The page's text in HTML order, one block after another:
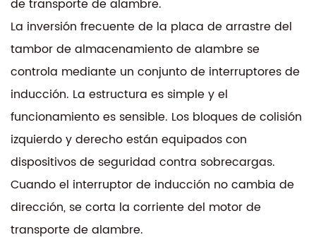
de transporte de alambre.
La inversión frecuente de la placa de arrastre del
tambor de almacenamiento de alambre se
controla mediante un conjunto de interruptores de
inducción. La estructura es simple y el
funcionamiento es sensible. Los bloques de colisión
izquierdo y derecho están equipados con
dispositivos de seguridad contra sobrecargas.
Cuando el interruptor de inducción no cambia de
dirección, se corta la corriente del motor de
transporte de alambre.